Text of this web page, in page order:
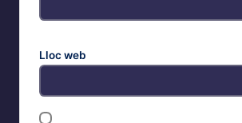
Lloc web